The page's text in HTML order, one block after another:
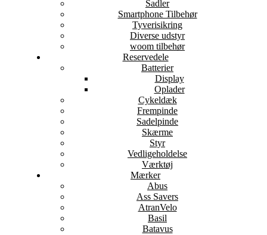
Sadler
Smartphone Tilbehør
Tyverisikring
Diverse udstyr
woom tilbehør
Reservedele
Batterier
Display
Oplader
Cykeldæk
Frempinde
Sadelpinde
Skærme
Styr
Vedligeholdelse
Værktøj
Mærker
Abus
Ass Savers
AtranVelo
Basil
Batavus